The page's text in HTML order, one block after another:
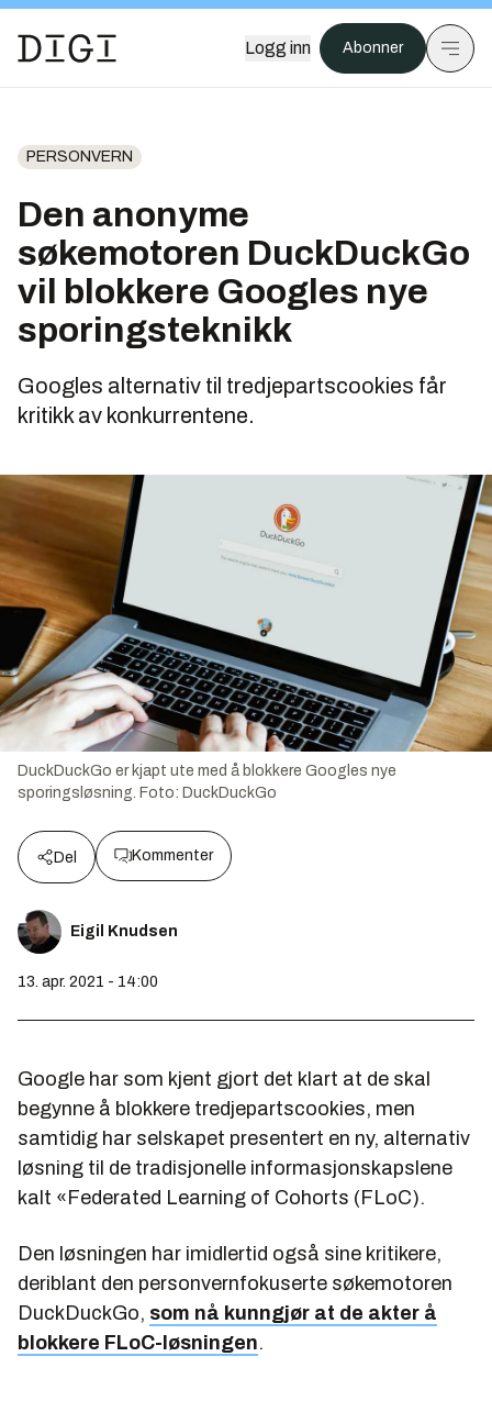
Logg inn Abonner
PERSONVERN
Den anonyme
søkemotoren DuckDuckGo
vil blokkere Googles nye
sporingsteknikk
Googles alternativ til tredjepartscookies får
kritikk av konkurrentene.
DuckDuckGo er kjapt ute med å blokkere Googles nye
sporingsløsning. Foto: DuckDuckGo
Del Kommenter
Eigil Knudsen
13. apr. 2021 - 14:00
Google har som kjent gjort det klart at de skal
begynne å blokkere tredjepartscookies, men
samtidig har selskapet presentert en ny, alternativ
løsning til de tradisjonelle informasjonskapslene
kalt «Federated Learning of Cohorts (FLoC).
Den løsningen har imidlertid også sine kritikere,
deriblant den personvernfokuserte søkemotoren
DuckDuckGo, som nå kunngjør at de akter å
blokkere FLoC-løsningen.